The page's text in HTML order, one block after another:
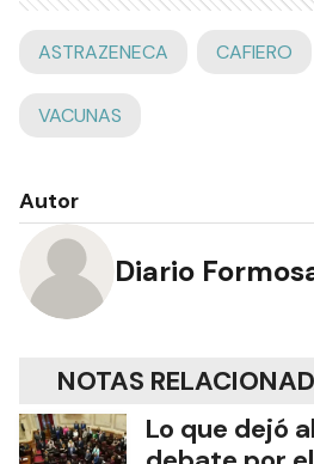
ASTRAZENECA CAFIERO
VACUNAS
Autor
Diario
NOTAS
Lo que dejó